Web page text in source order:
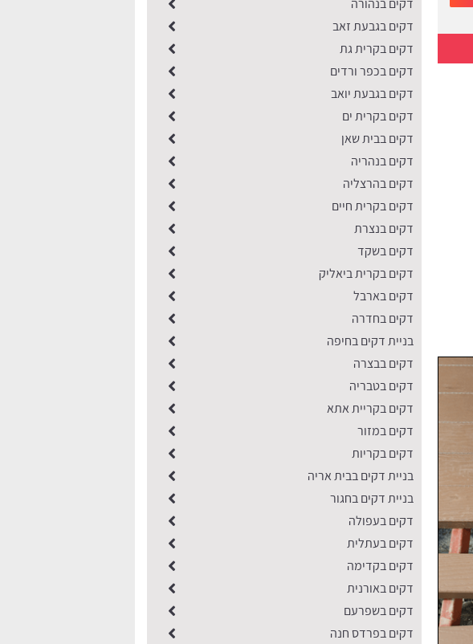
דקים בנהורה
דקים בגבעת זאב
דקים בקרית גת
דקים בכפר ורדים
דקים בגבעת יואב
דקים בקרית ים
דקים בבית שאן
דקים בנהריה
דקים בהרצליה
דקים בקרית חיים
דקים בנצרת
דקים בשקד
דקים בקרית ביאליק
דקים בארבל
דקים בחדרה
בניית דקים בחיפה
דקים בבצרה
דקים בטבריה
דקים בקריית אתא
דקים במזור
דקים בקריות
בניית דקים בבית אריה
בניית דקים בחגור
דקים בעפולה
דקים בעתלית
דקים בקדימה
דקים באורנית
דקים בשפרעם
דקים בפרדס חנה